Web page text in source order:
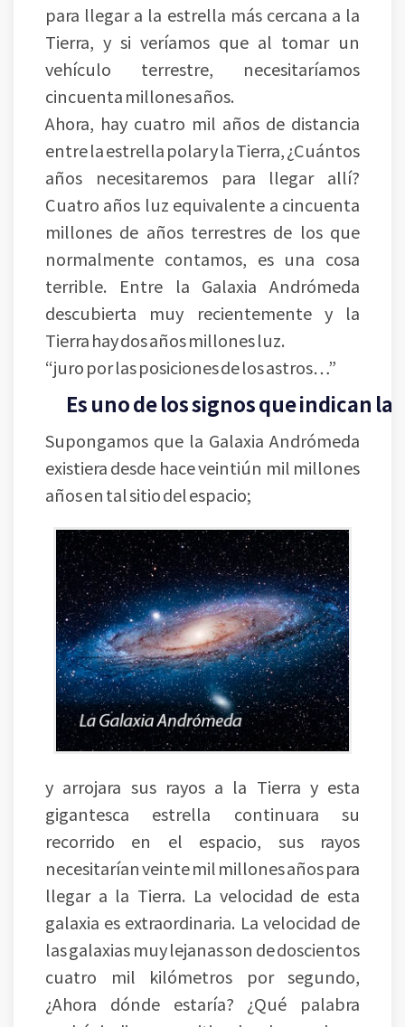
para llegar a la estrella más cercana a la
Tierra, y si veríamos que al tomar un
vehículo terrestre, necesitaríamos
cincuenta millones años.
Ahora, hay cuatro mil años de distancia
entre la estrella polar y la Tierra, ¿Cuántos
años necesitaremos para llegar allí?
Cuatro años luz equivalente a cincuenta
millones de años terrestres de los que
normalmente contamos, es una cosa
terrible. Entre la Galaxia Andrómeda
descubierta muy recientemente y la
Tierra hay dos años millones luz.
“juro por las posiciones de los astros…”
Es uno de los signos que indican la
Supongamos que la Galaxia Andrómeda
existiera desde hace veintiún mil millones
años en tal sitio del espacio;
y arrojara sus rayos a la Tierra y esta
gigantesca estrella continuara su
recorrido en el espacio, sus rayos
necesitarían veinte mil millones años para
llegar a la Tierra. La velocidad de esta
galaxia es extraordinaria. La velocidad de
las galaxias muy lejanas son de doscientos
cuatro mil kilómetros por segundo,
¿Ahora dónde estaría? ¿Qué palabra